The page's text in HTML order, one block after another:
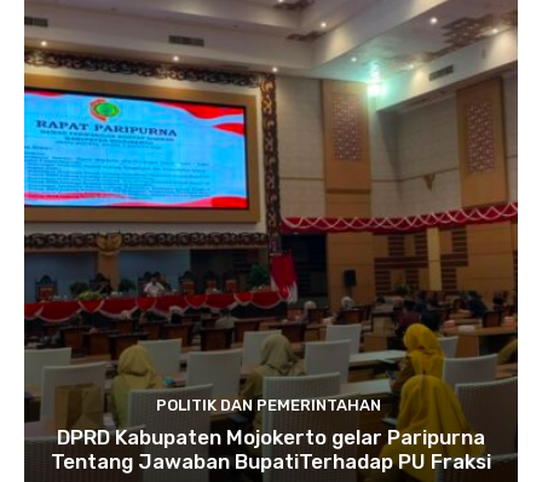
POLITIK DAN PEMERINTAHAN
DPRD Kabupaten Mojokerto gelar Paripurna
Tentang Jawaban BupatiTerhadap PU Fraksi